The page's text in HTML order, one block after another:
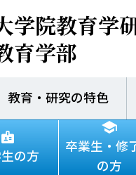
学院教育学
育学部
教育・研究の特色
の方
卒業生・修
の方